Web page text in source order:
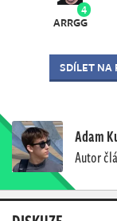
4
ARRGG
SDÍLET NA
Adam
Autor